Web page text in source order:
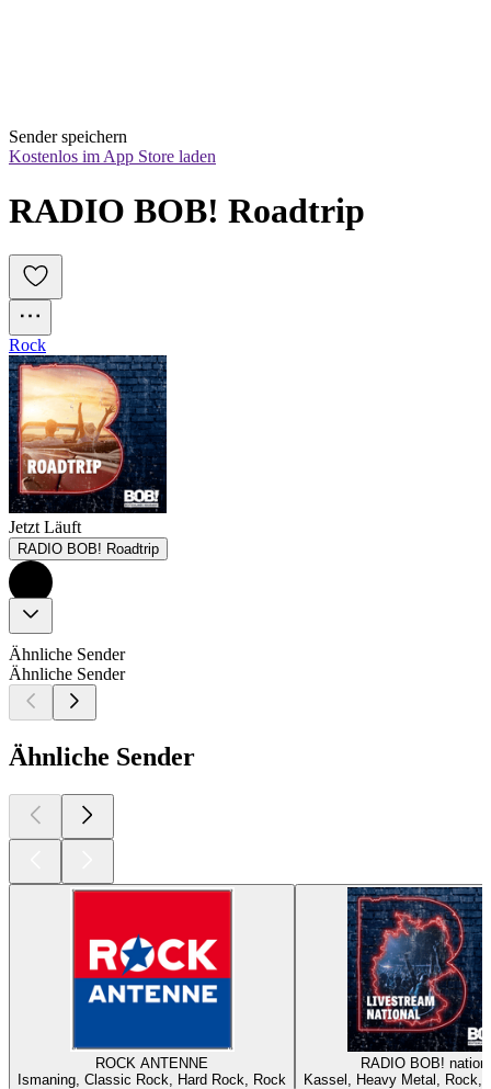
Sender speichern
Kostenlos im App Store laden
RADIO BOB! Roadtrip
Rock
Jetzt Läuft
RADIO BOB! Roadtrip
Ähnliche Sender
Ähnliche Sender
Ähnliche Sender
ROCK ANTENNE
Ismaning, Classic Rock, Hard Rock, Rock
RADIO BOB!
Kassel, Heavy Metal, Rock,